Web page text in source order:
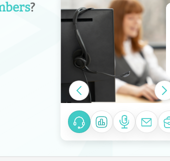
?